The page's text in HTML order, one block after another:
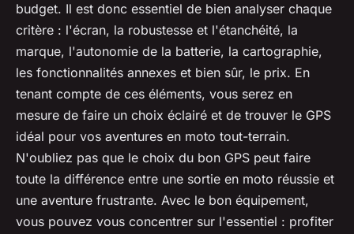
budget. Il est donc essentiel de bien analyser chaque
critère : l'écran, la robustesse et l'étanchéité, la
marque, l'autonomie de la batterie, la cartographie,
les fonctionnalités annexes et bien sûr, le prix. En
tenant compte de ces éléments, vous serez en
mesure de faire un choix éclairé et de trouver le GPS
idéal pour vos aventures en moto tout-terrain.
N'oubliez pas que le choix du bon GPS peut faire
toute la différence entre une sortie en moto réussie et
une aventure frustrante. Avec le bon équipement,
vous pouvez vous concentrer sur l'essentiel : profiter